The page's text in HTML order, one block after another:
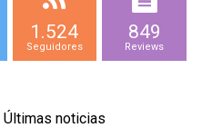
1.524
Seguidores
849
Reviews
Últimas noticias